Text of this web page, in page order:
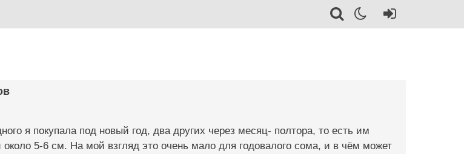
я покупала под новый год, два других через месяц- полтора, то есть им
около 5-6 см. На мой взгляд это очень мало для годовалого сома, и в чём может